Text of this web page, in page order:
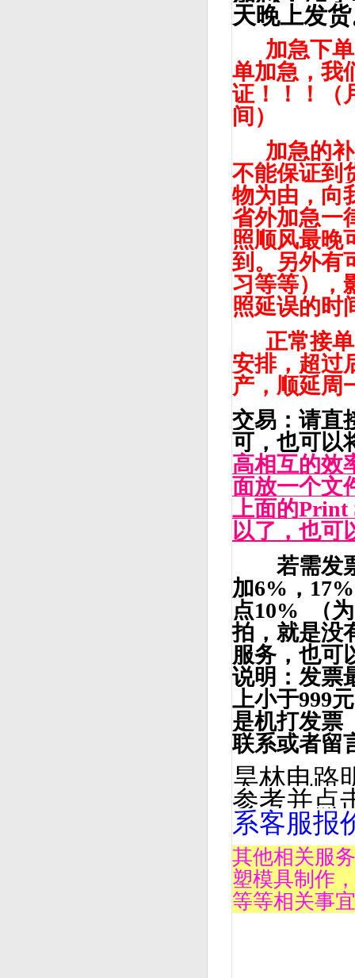
天晚上发
加急下单
单加急，我
证！！！（
间）
加急的补
不能保证到
物为由，向
省外加急一
照顺风最晚
到。另外有
习等等），
照延误的时
正常接单
安排，超过
产，顺延周
交易：请直
可，也可以
高相互的效
面放一个文
上面的Print
以了，也可
若需发票
加6%，
点10% （
拍，就是没
服务，也可
说明：发票
上小于999
是机打发票
联系或者留
昊林电路
参考并点
系客服报
其他相关服
塑模具制作
等等相关事